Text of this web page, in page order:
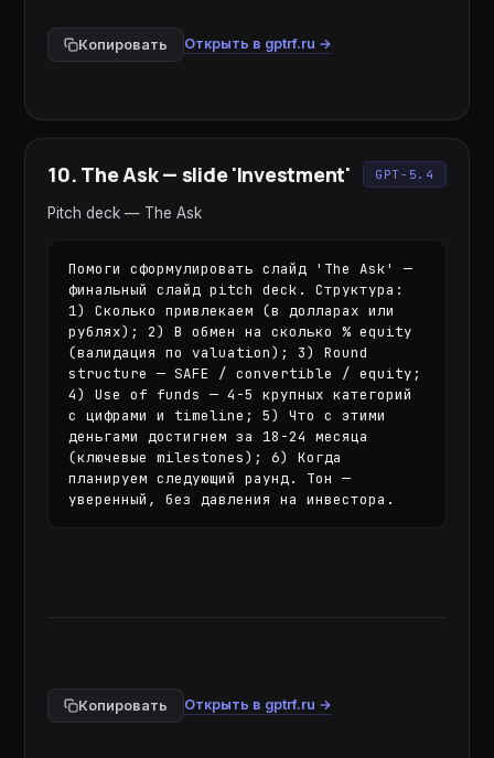
Копировать Открыть в gptrf.ru →
10. The Ask — slide 'Investment' GPT-5.4
Pitch deck — The Ask
Помоги сформулировать слайд 'The Ask' —
финальный слайд pitch deck. Структура:
1) Сколько привлекаем (в долларах или
рублях); 2) В обмен на сколько % equity
(валидация по valuation); 3) Round
structure — SAFE / convertible / equity;
4) Use of funds — 4-5 крупных категорий
с цифрами и timeline; 5) Что с этими
деньгами достигнем за 18-24 месяца
(ключевые milestones); 6) Когда
планируем следующий раунд. Тон —
уверенный, без давления на инвестора.
Копировать Открыть в gptrf.ru →